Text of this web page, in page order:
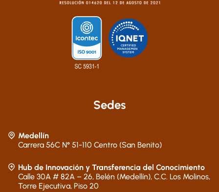
Sedes
Medellín
Carrera 56C N° 51-110 Centro (San Benito)
Hub de Innovación y Transferencia del Conocimiento
Calle 30A # 82A – 26, Belén (Medellín), C.C. Los Molinos,
Torre Ejecutiva, Piso 20